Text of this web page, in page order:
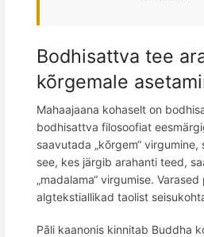
Bodhisattva tee
kõrgemale
Mahaajaana kohaselt on
bodhisattva filosoofiat
saavutada „kõrgem“
see, kes järgib arahanti teed,
„madalama“ virgumise.
algtekstiallikad taolist
Pāli kaanonis kinnitab Buddha